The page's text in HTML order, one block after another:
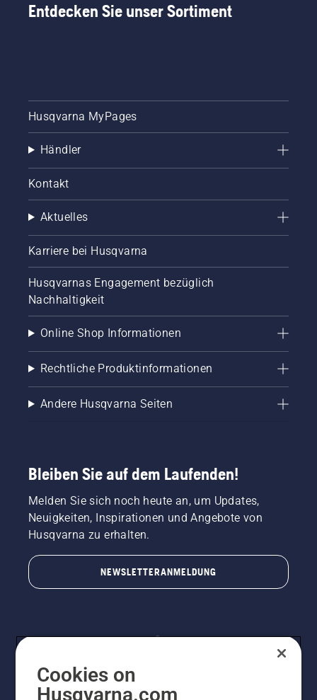
Entdecken Sie unser Sortiment
Husqvarna MyPages
Händler
Kontakt
Aktuelles
Karriere bei Husqvarna
Husqvarnas Engagement bezüglich
Nachhaltigkeit
Online Shop Informationen
Rechtliche Produktinformationen
Andere Husqvarna Seiten
Bleiben Sie auf dem Laufenden!
Melden Sie sich noch heute an, um Updates,
Neuigkeiten, Inspirationen und Angebote von
Husqvarna zu erhalten.
NEWSLETTERANMELDUNG
Cookies on
Husqvarna.com